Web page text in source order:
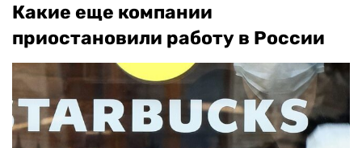
Какие еще компании
приостановили работу в России